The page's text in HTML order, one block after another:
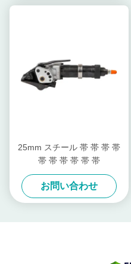
25mm スチール 帯 帯 帯 帯
帯 帯 帯 帯 帯 帯
お問い合わせ